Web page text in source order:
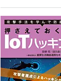
攻撃
てお
2022